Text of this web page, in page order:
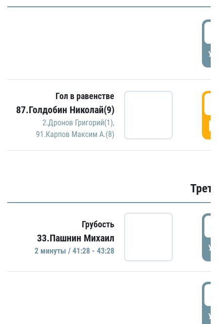
Гол в равенстве
87.Голдобин Николай(9)
2.Дронов Григорий(1),
91.Карпов Максим А.(8)
Грубость
33.Пашнин Михаил
2 минуты / 41:28 - 43:28